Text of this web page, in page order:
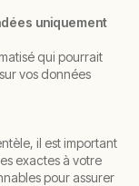
uniquement
qui pourrait
vos données
il est important
exactes à votre
pour assurer